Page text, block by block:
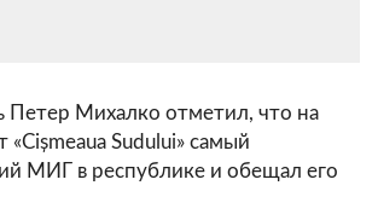
Петер Михалко отметил, что на
Sudului» самый
МИГ в республике и обещал его